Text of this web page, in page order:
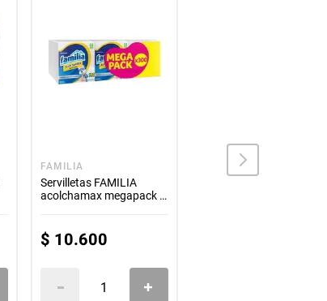
FAMILIA
Servilletas FAMILIA
acolchamax megapack 3
$ 10.600
FAMILIA